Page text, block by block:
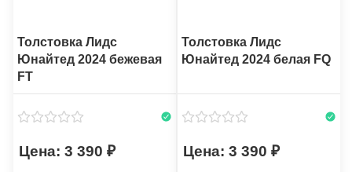
Толстовка Лидс
Юнайтед 2024 бежевая
FT
3 390
Толстовка Лидс
Юнайтед 2024 белая FQ
3 390